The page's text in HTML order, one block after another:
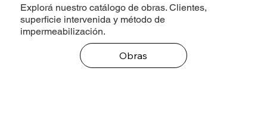
Explorá nuestro catálogo de obras. Clientes,
superficie intervenida y método de
impermeabilización.
Obras